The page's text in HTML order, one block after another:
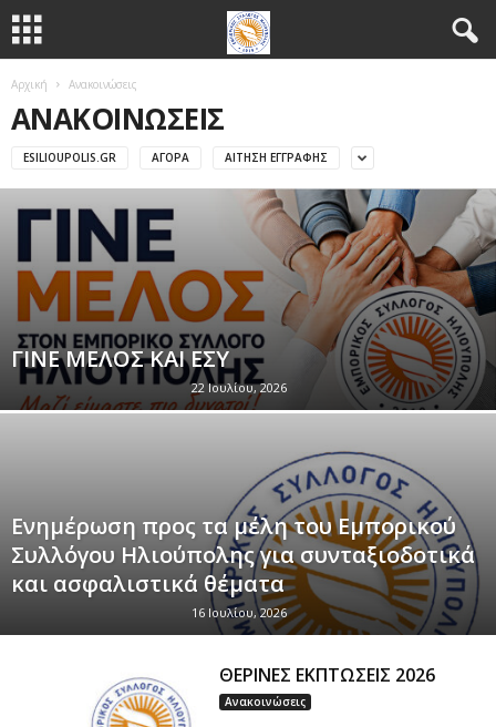
Αρχική Ανακοινώσεις
ΑΝΑΚΟΙΝΏΣΕΙΣ
ESILIOUPOLIS.GR ΑΓΟΡΆ ΑΊΤΗΣΗ ΕΓΓΡΑΦΉΣ
ΓΙΝΕ ΜΕΛΟΣ ΚΑΙ ΕΣΥ
22 Ιουλίου, 2026
Ενημέρωση προς τα μέλη του Εμπορικού
Συλλόγου Ηλιούπολης για συνταξιοδοτικά
και ασφαλιστικά θέματα
16 Ιουλίου, 2026
ΘΕΡΙΝΕΣ ΕΚΠΤΩΣΕΙΣ 2026
Ανακοινώσεις